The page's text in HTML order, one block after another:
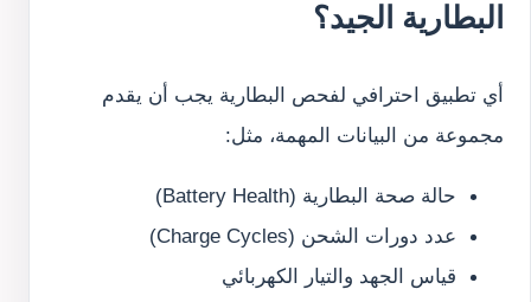
البطارية الجيد؟
أي تطبيق احترافي لفحص البطارية يجب أن يقدم
مجموعة من البيانات المهمة، مثل:
حالة صحة البطارية (Battery Health)
عدد دورات الشحن (Charge Cycles)
قياس الجهد والتيار الكهربائي